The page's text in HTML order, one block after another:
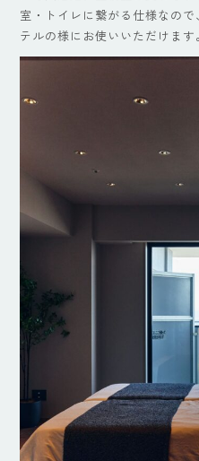
室・トイレに繋がる仕様なの
テルの様にお使いいただけます。